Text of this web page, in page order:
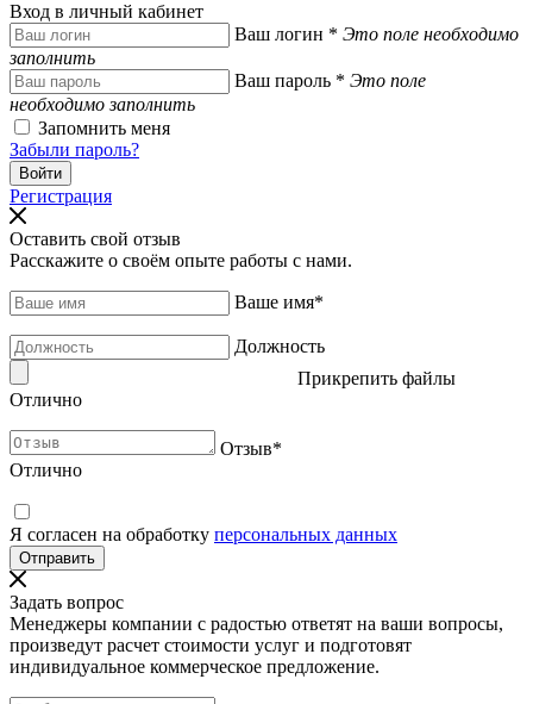
Вход в личный кабинет
Ваш логин * Это поле необходимо
заполнить
Ваш пароль * Это поле
необходимо заполнить
Запомнить меня
Забыли пароль?
Регистрация
Оставить свой отзыв
Расскажите о своём опыте работы с нами.
Ваше имя*
Должность
Прикрепить файлы
Отлично
Отзыв*
Отлично
Я согласен на обработку персональных данных
Задать вопрос
Менеджеры компании с радостью ответят на ваши вопросы,
произведут расчет стоимости услуг и подготовят
индивидуальное коммерческое предложение.